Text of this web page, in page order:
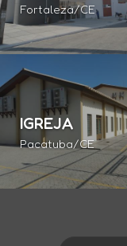
Fortaleza/CE
IGREJA
Pacatuba/CE